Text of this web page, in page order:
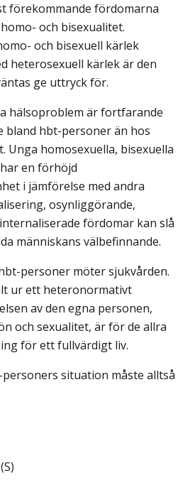
förekommande fördomarna
och bisexualitet.
och bisexuell kärlek
heterosexuell kärlek är den
ge uttryck för.
hälsoproblem är fortfarande
bland hbt-personer än hos
Unga homosexuella, bisexuella
en förhöjd
i jämförelse med andra
osynliggörande,
fördomar kan slå
människans välbefinnande.
personer möter sjukvården.
ur ett heteronormativt
av den egna personen,
och sexualitet, är för de allra
för ett fullvärdigt liv.
situation måste alltså